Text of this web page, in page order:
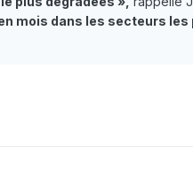
mois dans les secteurs les